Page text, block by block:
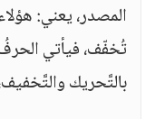
المصدر، يعني:
تُخفّف، فيأتي
بالتَّحريك